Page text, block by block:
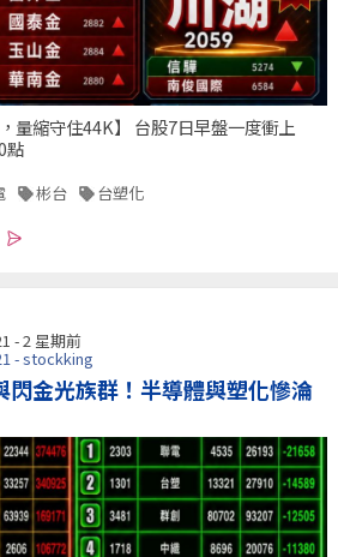
量縮守住44K】 台股7日早盤一度衝上
點
彬台 台塑化
- 2 星期前
- stockking
閃金光族群！半導體與塑化慘淪